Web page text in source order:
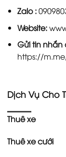
Zalo :
Website:
Gửi tin nhắn
https://
Dịch Vụ Cho
Thuê xe
Thuê xe cưới